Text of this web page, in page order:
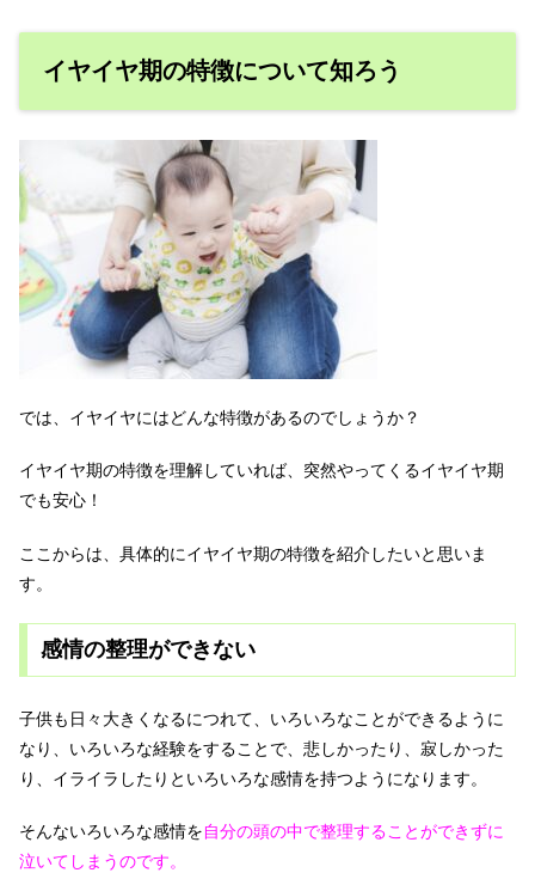
イヤイヤ期の特徴について知ろう
では、イヤイヤにはどんな特徴があるのでしょうか？
イヤイヤ期の特徴を理解していれば、突然やってくるイヤイヤ期
でも安心！
ここからは、具体的にイヤイヤ期の特徴を紹介したいと思いま
す。
感情の整理ができない
子供も日々大きくなるにつれて、いろいろなことができるように
なり、いろいろな経験をすることで、悲しかったり、寂しかった
り、イライラしたりといろいろな感情を持つようになります。
そんないろいろな感情を自分の頭の中で整理することができずに
泣いてしまうのです。